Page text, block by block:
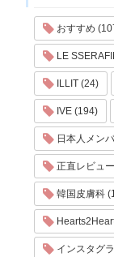
おすすめ
LE
ILLIT (24)
IVE (194)
日本人メン
正直レビュ
韓国皮膚科
インスタグ